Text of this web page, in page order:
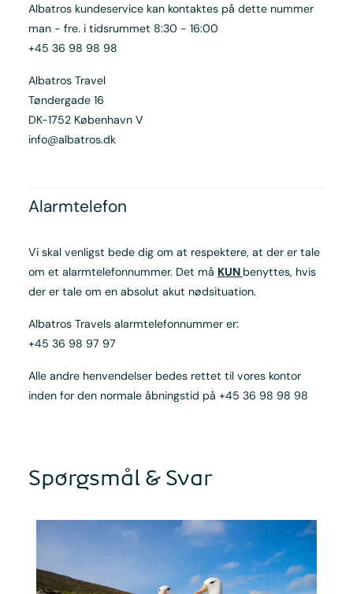
Albatros kundeservice kan kontaktes på dette nummer
man - fre. i tidsrummet 8:30 - 16:00
+45 36 98 98 98
Albatros Travel
Tøndergade 16
DK-1752 København V
info@albatros.dk
Alarmtelefon
Vi skal venligst bede dig om at respektere, at der er tale
om et alarmtelefonnummer. Det må KUN benyttes, hvis
der er tale om en absolut akut nødsituation.
Albatros Travels alarmtelefonnummer er:
+45 36 98 97 97
Alle andre henvendelser bedes rettet til vores kontor
inden for den normale åbningstid på +45 36 98 98 98
Spørgsmål & Svar